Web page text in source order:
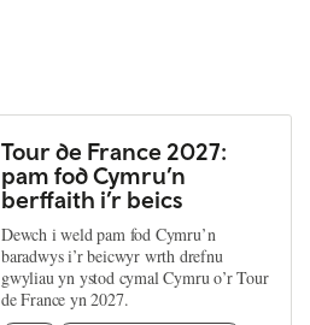
Tour de France 2027:
pam fod Cymru’n
berffaith i’r beics
Dewch i weld pam fod Cymru’n
baradwys i’r beicwyr wrth drefnu
gwyliau yn ystod cymal Cymru o’r Tour
de France yn 2027.